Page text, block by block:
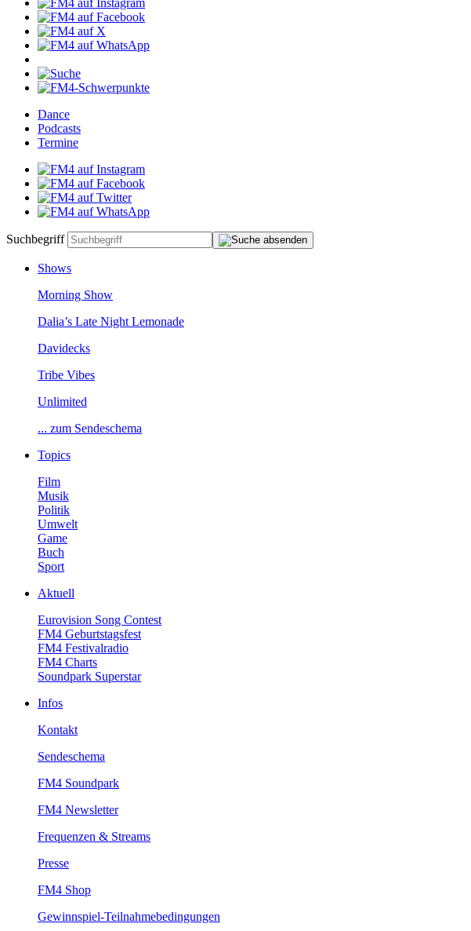
Dance
Podcasts
Termine
Suchbegriff
Shows
MorningShow
Dalia’sLateNightLemonade
Davidecks
TribeVibes
Unlimited
...zumSendeschema
Topics
Film
Musik
Politik
Umwelt
Game
Buch
Sport
Aktuell
EurovisionSongContest
FM4Geburtstagsfest
FM4Festivalradio
FM4Charts
SoundparkSuperstar
Infos
Kontakt
Sendeschema
FM4Soundpark
FM4Newsletter
Frequenzen&Streams
Presse
FM4Shop
Gewinnspiel-Teilnahmebedingungen